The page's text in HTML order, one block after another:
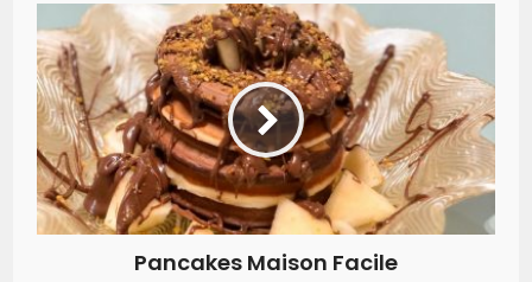
Pancakes Maison Facile